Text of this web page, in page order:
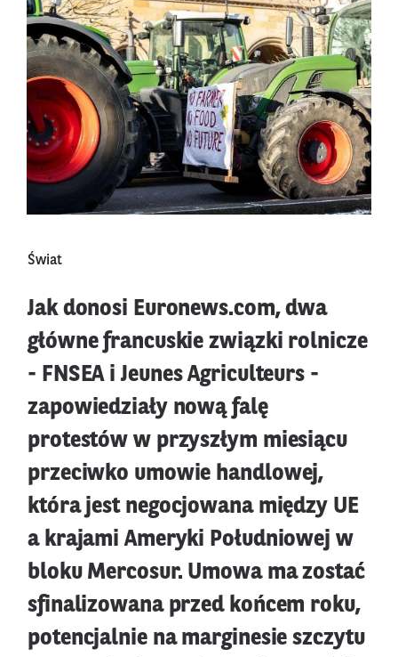
Świat
Jak donosi Euronews.com, dwa
główne francuskie związki rolnicze
- FNSEA i Jeunes Agriculteurs -
zapowiedziały nową falę
protestów w przyszłym miesiącu
przeciwko umowie handlowej,
która jest negocjowana między UE
a krajami Ameryki Południowej w
bloku Mercosur. Umowa ma zostać
sfinalizowana przed końcem roku,
potencjalnie na marginesie szczytu